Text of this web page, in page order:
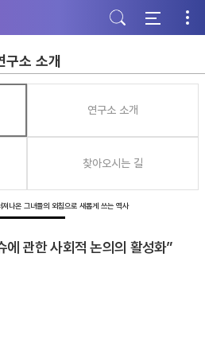
구소 소개
연구소 소개
찾아오시는 길
나온 그녀들의 외침으로 새롭게 쓰는 역사
에 관한 사회적 논의의 활성화”